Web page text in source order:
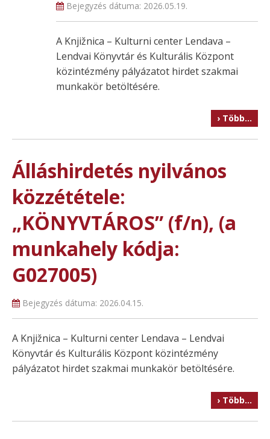
Bejegyzés dátuma: 2026.05.19.
A Knjižnica – Kulturni center Lendava –
Lendvai Könyvtár és Kulturális Központ
közintézmény pályázatot hirdet szakmai
munkakör betöltésére.
› Több…
Álláshirdetés nyilvános
közzététele:
„KÖNYVTÁROS” (f/n), (a
munkahely kódja:
G027005)
Bejegyzés dátuma: 2026.04.15.
A Knjižnica – Kulturni center Lendava – Lendvai
Könyvtár és Kulturális Központ közintézmény
pályázatot hirdet szakmai munkakör betöltésére.
› Több…